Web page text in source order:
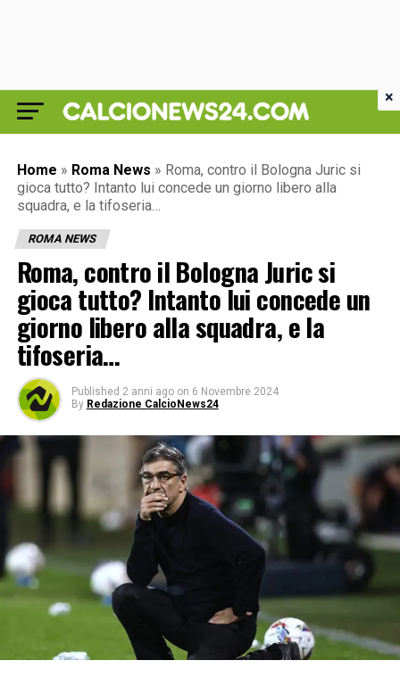
Home » Roma News » Roma, contro il Bologna Juric si
gioca tutto? Intanto lui concede un giorno libero alla
squadra, e la tifoseria…
ROMA NEWS
Roma, contro il Bologna Juric si
gioca tutto? Intanto lui concede un
giorno libero alla squadra, e la
tifoseria…
Published 2 anni ago on 6 Novembre 2024
By Redazione CalcioNews24
×